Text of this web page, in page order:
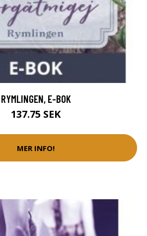
RYMLINGEN, E-BOK
137.75 SEK
MER INFO!